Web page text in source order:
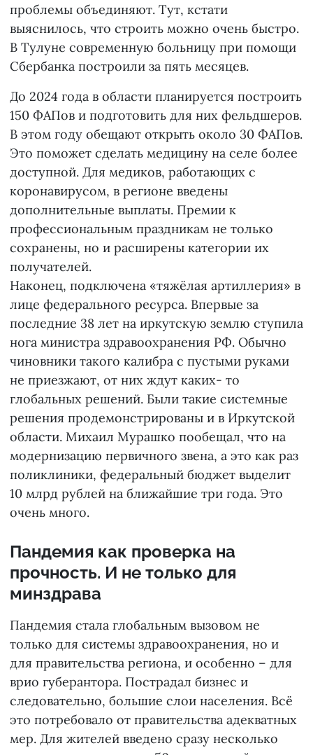
проблемы объединяют. Тут, кстати
выяснилось, что строить можно очень быстро.
В Тулуне современную больницу при помощи
Сбербанка построили за пять месяцев.
До 2024 года в области планируется построить
150 ФАПов и подготовить для них фельдшеров.
В этом году обещают открыть около 30 ФАПов.
Это поможет сделать медицину на селе более
доступной. Для медиков, работающих с
коронавирусом, в регионе введены
дополнительные выплаты. Премии к
профессиональным праздникам не только
сохранены, но и расширены категории их
получателей.
Наконец, подключена «тяжёлая артиллерия» в
лице федерального ресурса. Впервые за
последние 38 лет на иркутскую землю ступила
нога министра здравоохранения РФ. Обычно
чиновники такого калибра с пустыми руками
не приезжают, от них ждут каких- то
глобальных решений. Были такие системные
решения продемонстрированы и в Иркутской
области. Михаил Мурашко пообещал, что на
модернизацию первичного звена, а это как раз
поликлиники, федеральный бюджет выделит
10 млрд рублей на ближайшие три года. Это
очень много.
Пандемия как проверка на
прочность. И не только для
минздрава
Пандемия стала глобальным вызовом не
только для системы здравоохранения, но и
для правительства региона, и особенно – для
врио губерантора. Пострадал бизнес и
следовательно, большие слои населения. Всё
это потребовало от правительства адекватных
мер. Для жителей введено сразу несколько